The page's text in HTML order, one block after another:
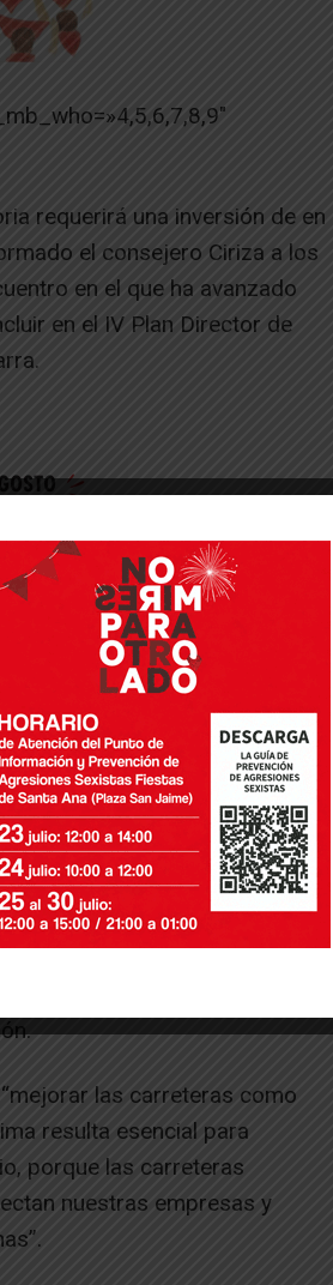
requerirá una inversión de en
el consejero Ciriza a los
en el que ha avanzado
en el IV Plan Director de
a Soria requerirá una
y se trata de uno de los
Plan Director de Carreteras
las carreteras como
resulta esencial para
porque las carreteras
nuestras empresas y